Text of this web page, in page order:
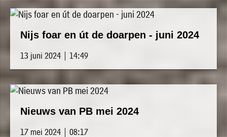
Nijs foar en út de doarpen - juni 2024
13 juni 2024 | 14:49
Nieuws van PB mei 2024
17 mei 2024 | 08:17